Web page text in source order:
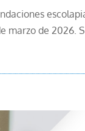
marzo de 2026.